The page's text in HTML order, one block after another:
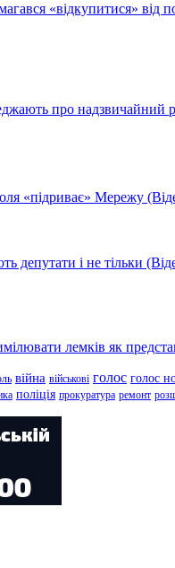
«відкупитися» від
про надзвичайний
«підриває» Мережу
депутати і не тільки
лемків як
війна військові голос голос
поліція прокуратура ремонт